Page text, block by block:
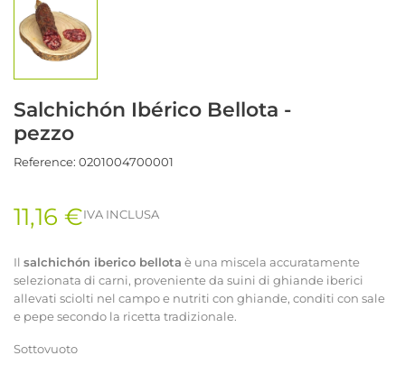
Salchichón Ibérico Bellota -
pezzo
Reference: 0201004700001
11,16 €IVA INCLUSA
Il salchichón iberico bellota è una miscela accuratamente
selezionata di carni, proveniente da suini di ghiande iberici
allevati sciolti nel campo e nutriti con ghiande, conditi con sale
e pepe secondo la ricetta tradizionale.
Sottovuoto